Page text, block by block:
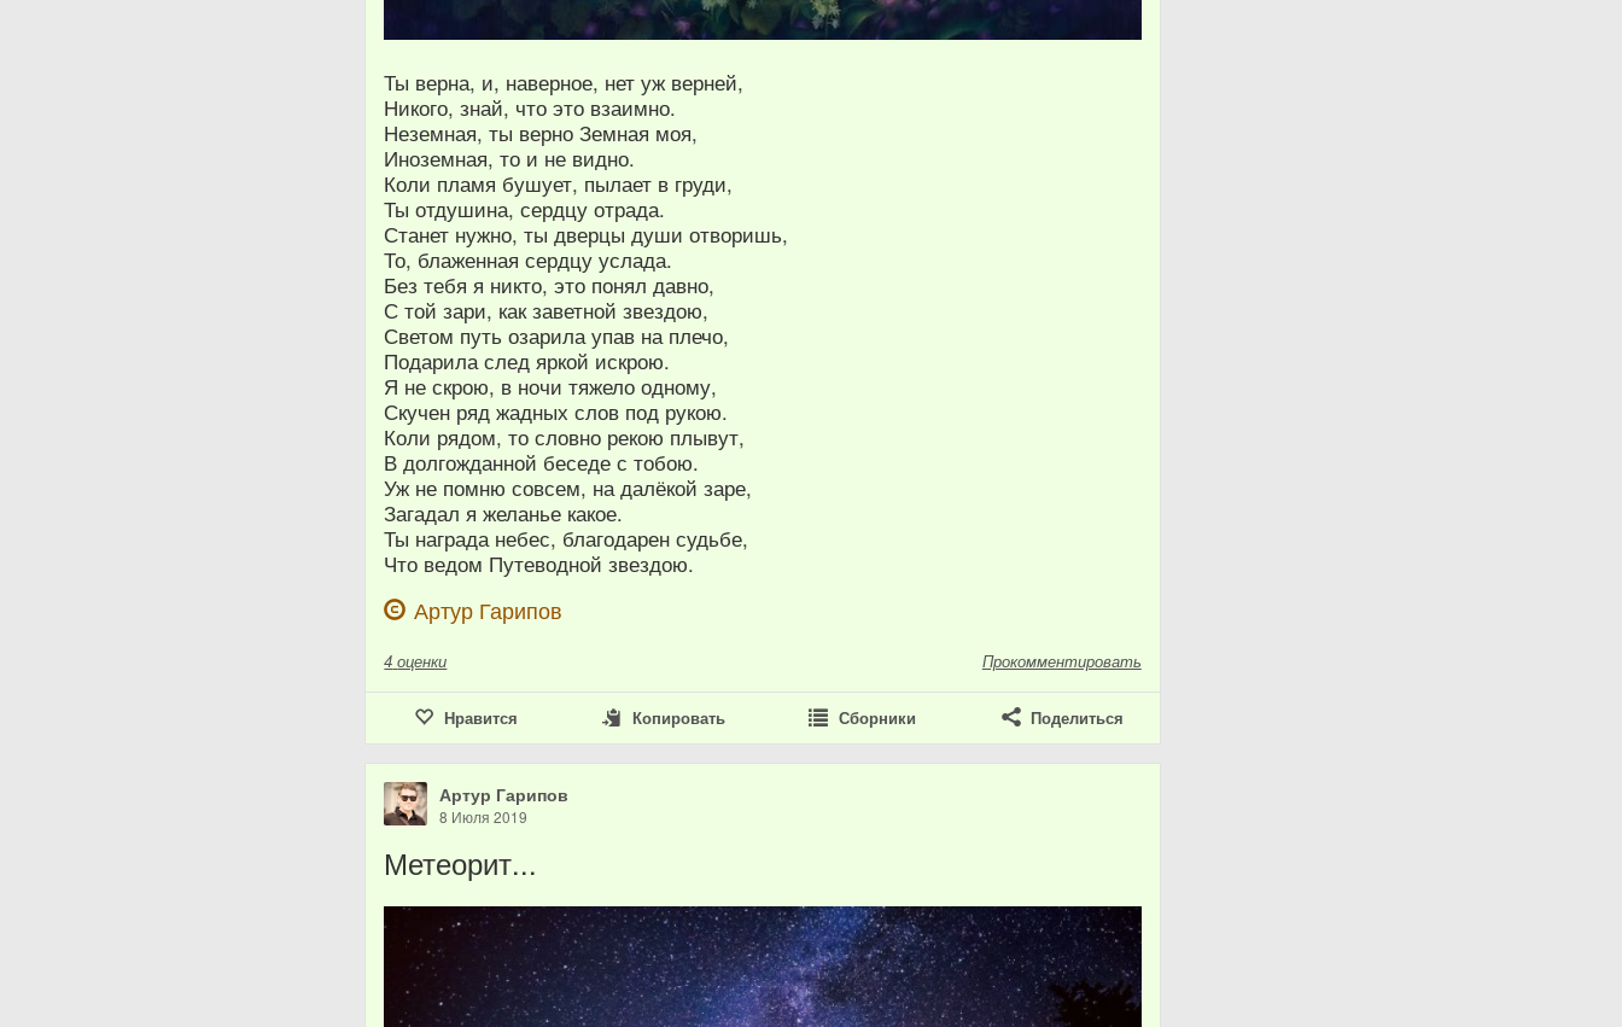
Ты верна, и, наверное, нет уж верней,
Никого, знай, что это взаимно.
Неземная, ты верно Земная моя,
Иноземная, то и не видно.
Коли пламя бушует, пылает в груди,
Ты отдушина, сердцу отрада.
Станет нужно, ты дверцы души отворишь,
То, блаженная сердцу услада.
Без тебя я никто, это понял давно,
С той зари, как заветной звездою,
Светом путь озарила упав на плечо,
Подарила след яркой искрою.
Я не скрою, в ночи тяжело одному,
Скучен ряд жадных слов под рукою.
Коли рядом, то словно рекою плывут,
В долгожданной беседе с тобою.
Уж не помню совсем, на далёкой заре,
Загадал я желанье какое.
Ты награда небес, благодарен судьбе,
Что ведом Путеводной звездою.
Артур Гарипов
4 оценки Прокомментировать
Нравится Копировать Сборники Поделиться
Артур Гарипов
8 Июля 2019
Метеорит...